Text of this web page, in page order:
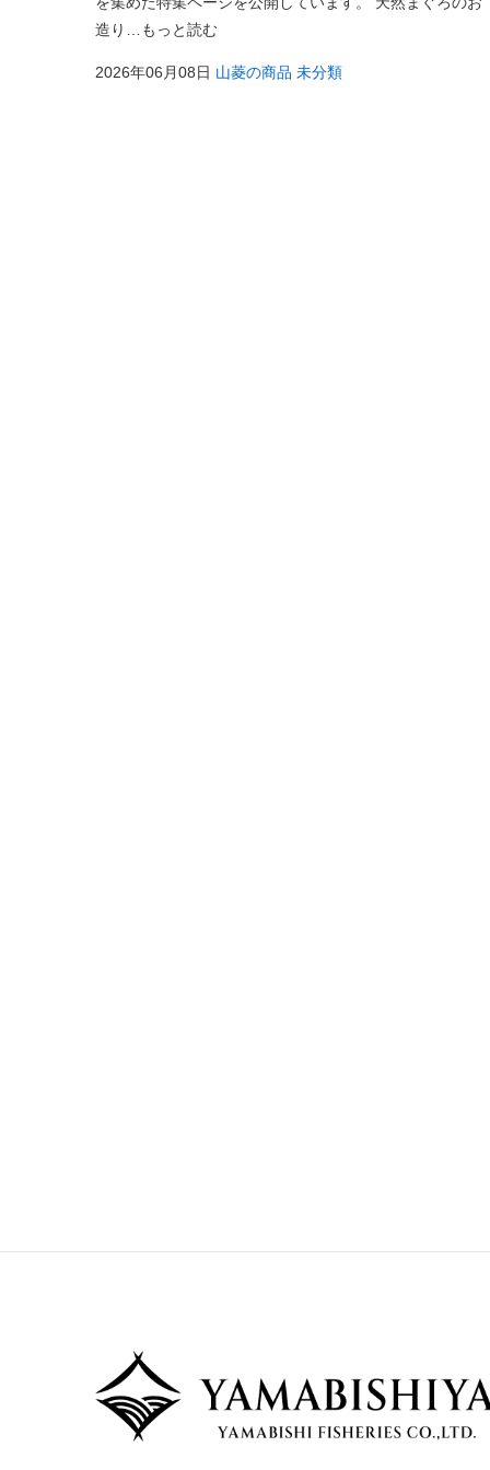
造り…もっと読む
2026年06月08日 山菱の商品 未分類